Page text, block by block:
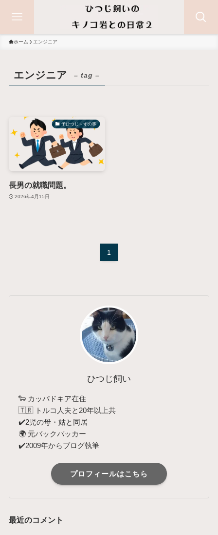
ホーム エンジニア
エンジニア – tag –
子ひつじ～ずの事
長男の就職問題。
2026年4月15日
1
ひつじ飼い
🐑 カッパドキア在住
🇹🇷 トルコ人夫と20年以上共
✔️2児の母・姑と同居
🌍 元バックパッカー
✔️2009年からブログ執筆
プロフィールはこちら
最近のコメント